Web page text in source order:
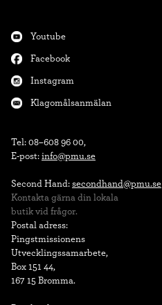
Youtube
Facebook
Instagram
Klagomålsanmälan
Tel: 08–608 96 00,
E-post: info@pmu.se
Second Hand: secondhand@pmu.se
Kontakta gärna din lokala
butik vid frågor.
Postal adress:
Pingstmissionens
Utvecklingssamarbete,
Box 151 44,
167 15 Bromma.